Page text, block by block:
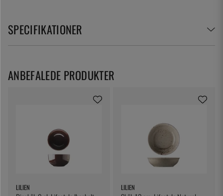
SPECIFIKATIONER
LILIEN LILIEN
ANBEFALEDE PRODUKTER